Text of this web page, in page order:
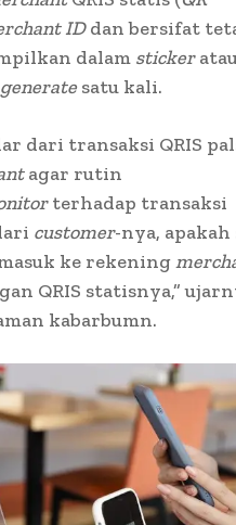
IDdan bersifat
dalam sticker
generatesatu kali.
dari transaksi QRIS
agar rutin
terhadap transaksi
customer-nya, apakah
ke rekening
QRIS statisnya,”
kabarbumn.